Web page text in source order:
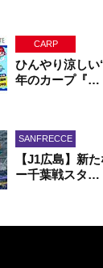
CARP
ひんやり涼し
年のカープ『…
SANFRECCE
【J1広島】新
ー千葉戦スタ…